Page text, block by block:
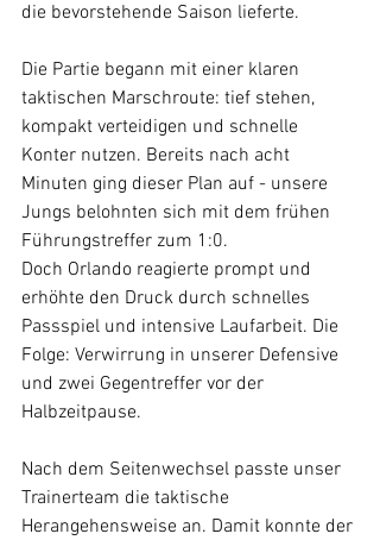
die bevorstehende Saison lieferte.
Die Partie begann mit einer klaren
taktischen Marschroute: tief stehen,
kompakt verteidigen und schnelle
Konter nutzen. Bereits nach acht
Minuten ging dieser Plan auf - unsere
Jungs belohnten sich mit dem frühen
Führungstreffer zum 1:0.
Doch Orlando reagierte prompt und
erhöhte den Druck durch schnelles
Passspiel und intensive Laufarbeit. Die
Folge: Verwirrung in unserer Defensive
und zwei Gegentreffer vor der
Halbzeitpause.
Nach dem Seitenwechsel passte unser
Trainerteam die taktische
Herangehensweise an. Damit konnte der